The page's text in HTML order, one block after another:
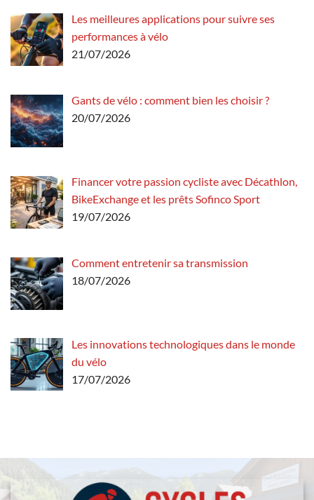
Les meilleures applications pour suivre ses
performances à vélo
21/07/2026
Gants de vélo : comment bien les choisir ?
20/07/2026
Financer votre passion cycliste avec Décathlon,
BikeExchange et les prêts Sofinco Sport
19/07/2026
Comment entretenir sa transmission
18/07/2026
Les innovations technologiques dans le monde
du vélo
17/07/2026